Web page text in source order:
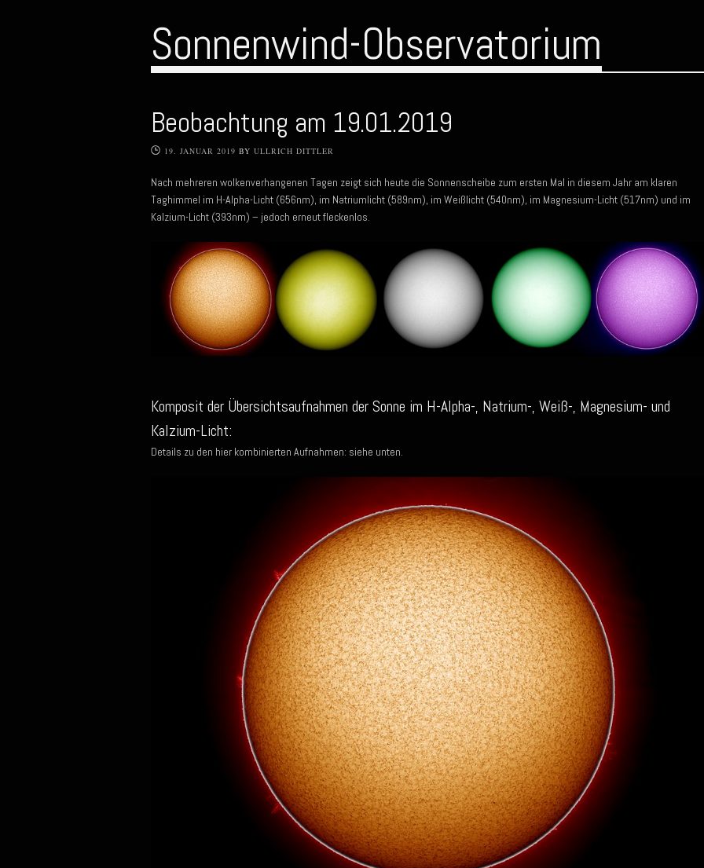
Sonnenwind-Observatorium
Beobachtung am 19.01.2019
19. JANUAR 2019 BY ULLRICH DITTLER
Nach mehreren wolkenverhangenen Tagen zeigt sich heute die Sonnenscheibe zum ersten Mal in diesem Jahr am klaren
Taghimmel im H-Alpha-Licht (656nm), im Natriumlicht (589nm), im Weißlicht (540nm), im Magnesium-Licht (517nm) und im
Kalzium-Licht (393nm) – jedoch erneut fleckenlos.
Komposit der Übersichtsaufnahmen der Sonne im H-Alpha-, Natrium-, Weiß-, Magnesium- und
Kalzium-Licht:
Details zu den hier kombinierten Aufnahmen: siehe unten.